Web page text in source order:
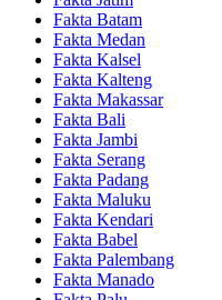
Fakta Batam
Fakta Medan
Fakta Kalsel
Fakta Kalteng
Fakta Makassar
Fakta Bali
Fakta Jambi
Fakta Serang
Fakta Padang
Fakta Maluku
Fakta Kendari
Fakta Babel
Fakta Palembang
Fakta Manado